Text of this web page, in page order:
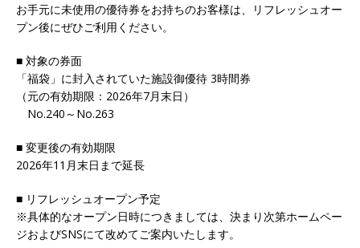
お手元に未使​​用の優待券をお持ちのお客様は、リフレッシュオー
プン後にぜひご利用ください。
■ 対象の券面
「福袋」に封入されていた施設御優待 3時間券
（元の有効期限：2026年7月末日）
No.240～No.263
■ 変更後の有効期限
2026年11月末日まで延長
■ リフレッシュオープン予定
※具体的なオープン日時につきましては、決まり次第ホームペー
ジおよびSNSにて改めてご案内いたします。